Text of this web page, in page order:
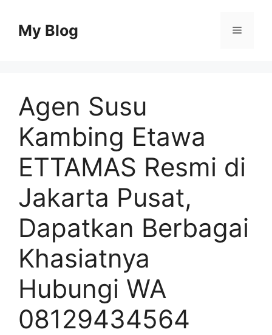
contentMy Blog Menu
Agen Susu
Kambing Etawa
ETTAMAS Resmi di
Jakarta Pusat,
Dapatkan Berbagai
Khasiatnya
Hubungi WA
08129434564